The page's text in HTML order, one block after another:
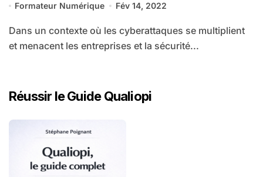
cybersécurité
Formateur Numérique Fév 14, 2022
Dans un contexte où les cyberattaques se multiplient
et menacent les entreprises et la sécurité...
Réussir le Guide Qualiopi